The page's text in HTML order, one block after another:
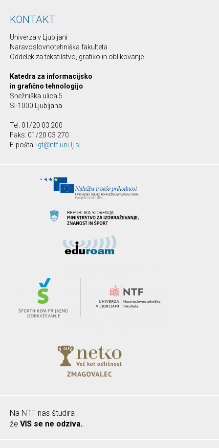
KONTAKT
Univerza v Ljubljani
Naravoslovnotehniška fakulteta
Oddelek za tekstilstvo, grafiko in oblikovanje
Katedra za informacijsko
in grafično tehnologijo
Snežniška ulica 5
SI-1000 Ljubljana
Tel: 01/20 03 200
Faks: 01/20 03 270
E-pošta: igt@ntf.uni-lj.si
Na NTF nas študira
že VIS se ne odziva..